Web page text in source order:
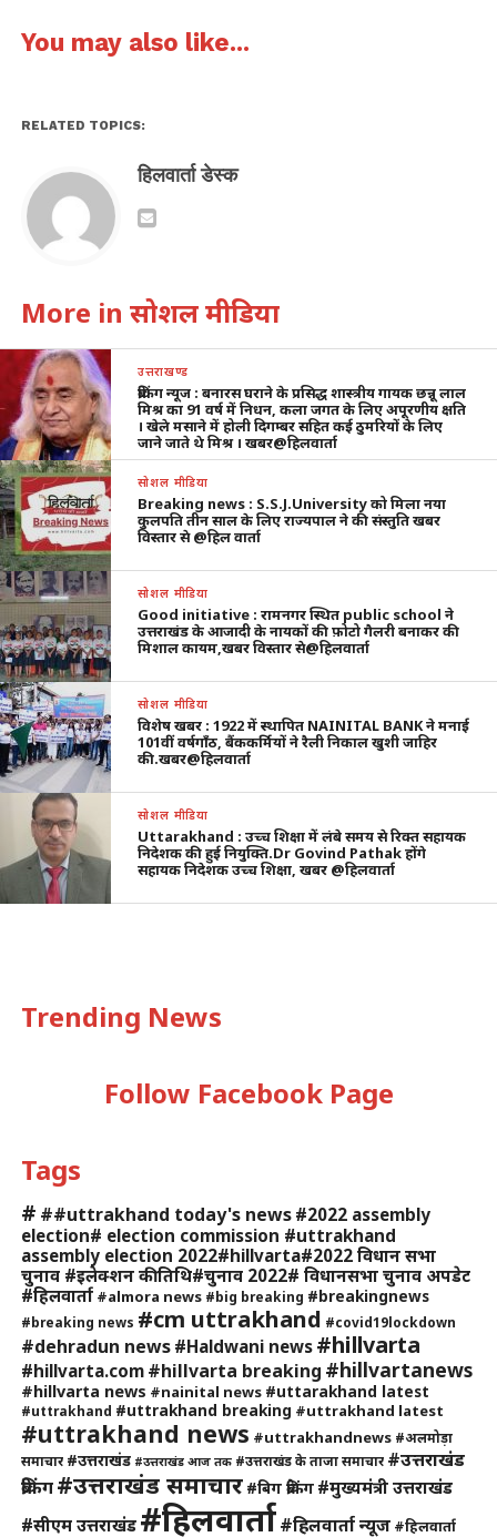
You may also like...
RELATED TOPICS:
हिलवार्ता डेस्क
More in सोशल मीडिया
उत्तराखण्ड
ब्रेकिंग न्यूज : बनारस घराने के प्रसिद्ध शास्त्रीय गायक छन्नू लाल
मिश्र का 91 वर्ष में निधन, कला जगत के लिए अपूरणीय क्षति
। खेले मसाने में होली दिगम्बर सहित कई ठुमरियों के लिए
जाने जाते थे मिश्र । खबर@हिलवार्ता
सोशल मीडिया
Breaking news : S.S.J.University को मिला नया
कुलपति तीन साल के लिए राज्यपाल ने की संस्तुति खबर
विस्तार से @हिल वार्ता
सोशल मीडिया
Good initiative : रामनगर स्थित public school ने
उत्तराखंड के आजादी के नायकों की फ़ोटो गैलरी बनाकर की
मिशाल कायम,खबर विस्तार से@हिलवार्ता
सोशल मीडिया
विशेष खबर : 1922 में स्थापित NAINITAL BANK ने मनाई
101वीं वर्षगाँठ, बैंककर्मियों ने रैली निकाल खुशी जाहिर
की.खबर@हिलवार्ता
सोशल मीडिया
Uttarakhand : उच्च शिक्षा में लंबे समय से रिक्त सहायक
निदेशक की हुई नियुक्ति.Dr Govind Pathak होंगे
सहायक निदेशक उच्च शिक्षा, खबर @हिलवार्ता
Trending News
Follow Facebook Page
Tags
# ##uttrakhand today's news #2022 assembly
election# election commission #uttrakhand
assembly election 2022#hillvarta#2022 विधान सभा
चुनाव #इलेक्शन की तिथि#चुनाव 2022# विधानसभा चुनाव अपडेट
#हिलवार्ता #almora news #big breaking #breakingnews
#breaking news #cm uttrakhand #covid19lockdown
#dehradun news #Haldwani news #hillvarta
#hillvarta.com #hillvarta breaking #hillvartanews
#hillvarta news #nainital news #uttarakhand latest
#uttrakhand #uttrakhand breaking #uttrakhand latest
#uttrakhand news #uttrakhandnews #अलमोड़ा
समाचार #उत्तराखंड #उत्तराखंड आज तक #उत्तराखंड के ताजा समाचार #उत्तराखंड
ब्रेकिंग#उत्तराखंड समाचार #बिग ब्रेकिंग #मुख्यमंत्री उत्तराखंड
#सीएम उत्तराखंड #हिलवार्ता#हिलवार्ता न्यूज #हिलवार्ता